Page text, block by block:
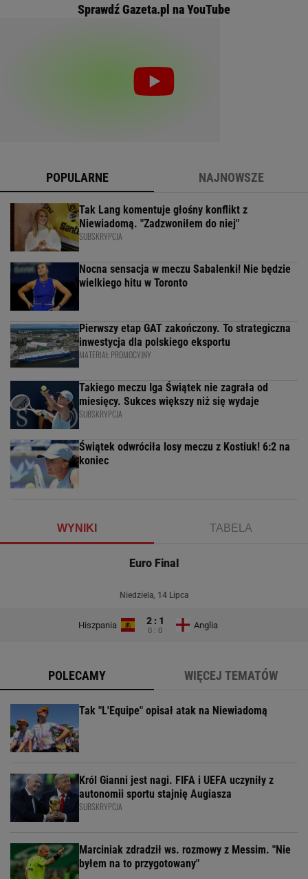
Sprawdź Gazeta.pl na YouTube
POPULARNE NAJNOWSZE
Tak Lang komentuje głośny konflikt z
Niewiadomą. "Zadzwoniłem do niej"
SUBSKRYPCJA
Nocna sensacja w meczu Sabalenki! Nie będzie
wielkiego hitu w Toronto
Pierwszy etap GAT zakończony. To strategiczna
inwestycja dla polskiego eksportu
MATERIAŁ PROMOCYJNY
Takiego meczu Iga Świątek nie zagrała od
miesięcy. Sukces większy niż się wydaje
SUBSKRYPCJA
Świątek odwróciła losy meczu z Kostiuk! 6:2 na
koniec
WYNIKI TABELA
Euro Final
Niedziela, 14 Lipca
Hiszpania 2 : 1
0 : 0
Anglia
POLECAMY WIĘCEJ TEMATÓW
Tak "L'Equipe" opisał atak na Niewiadomą
Król Gianni jest nagi. FIFA i UEFA uczyniły z
autonomii sportu stajnię Augiasza
SUBSKRYPCJA
Marciniak zdradził ws. rozmowy z Messim. "Nie
byłem na to przygotowany"